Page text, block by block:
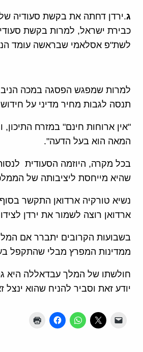
ג.ירדן דחתה את בקשת סעודיה
כבירת ישראל, למרות בקשת
לשת"פ אסלאמי שבראשה עומד
למרות שמפגש הפסגה במכה הניב
תנסה לגבות מחיר מדיני על
"אין ארוחות חינם" במזרח
המאה הוא בעל הדעה".
בכל מקרה, היוזמה הסעודית
שהיא מייחסת ליציבותה של
נשיא טורקיה ארדואן התקשר
ארדואן רוצה לשמור את ירדן
בשבועות הקרובים יתברר אם
ממדינות המפרץ מבלי שהתקפל
חולשתו של המלך עבדאללה היא
יודע זאת וסביר להניח שהוא ינצל